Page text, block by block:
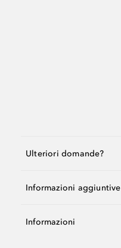
Ulteriori domande?
Informazioni aggiuntive
Informazioni